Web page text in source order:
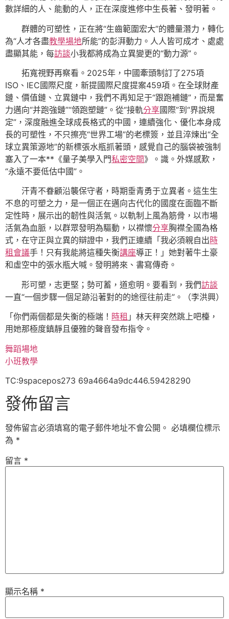
數詳細的人、能動的人，正在深度進修中生長著、發明著。
群體的可塑性，正在將“生齒範圍宏大”的體量潛力，轉化
為“人才各盡教學場地所能”的彭湃動力。人人皆可成才、處處
盡顯其能，每訪談小我都將成為立異變更的“動力源”。
拓寬視野再察看。2025年，中國牽頭制訂了275項
ISO、IEC國際尺度，新提國際尺度提案459項。在全球財產
鏈、價值鏈、立異鏈中，我們不再知足于“跟跑補鏈”，而是奮
力邁向“并跑強鏈”“領跑塑鏈”。從“接軌分享國際”到“界說規
定”，深度融進全球成長格式的中國，連續強化、優化本身成
長的可塑性，不只擦亮“世界工場”的老標簽，並且淬煉出“全
球立異策源地”的新標張水瓶抓著頭，感覺自己的腦袋被強制
塞入了一本**《量子美學入門私密空間》。識。外媒感歎，
“永遠不要低估中國”。
汗青不眷顧沿襲保守者，時期垂青勇于立異者。這生生
不息的可塑之力，是一個正在邁向古代化的國度在面臨不斷
定性時，展示出的韌性與活氣。以軌制上風為筋骨，以市場
活氣為血脈，以群眾發明為驅動，以襟懷分享胸襟全國為格
式，在守正與立異的辯證中，我們正連續「我必須親自出時
租會議手！只有我能將這種失衡講座導正！」她對著牛土豪
和虛空中的張水瓶大喊。發明將來、書寫傳奇。
形可塑，志更堅；勢可蓄，道愈明。要看到，我們訪談
一直“一個步驟一個足跡沿著對的的途徑往前走”。（李洪興）
「你們兩個都是失衡的極端！ 時租 」林天秤突然跳上吧檯，
用她那極度鎮靜且優雅的聲音發布指令。
舞蹈場地
小班教學
TC:9spacepos273 69a4664a9dc446.59428290
發佈留言
發佈留言必須填寫的電子郵件地址不會公開。 必填欄位標示
為 *
留言 *
顯示名稱 *